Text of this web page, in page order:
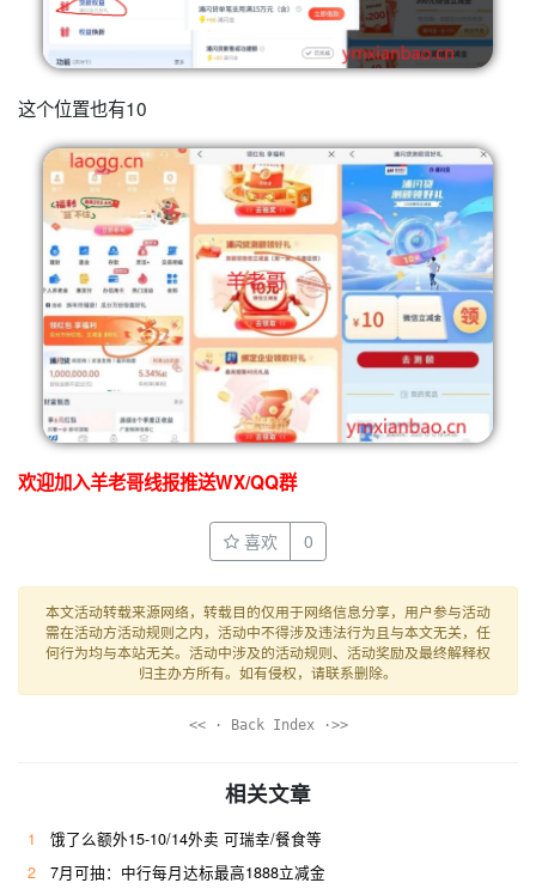
这个位置也有10
欢迎加入羊老哥线报推送WX/QQ群
喜欢 0
本文活动转载来源网络，转载目的仅用于网络信息分享，用户参与活动
需在活动方活动规则之内，活动中不得涉及违法行为且与本文无关，任
何行为均与本站无关。活动中涉及的活动规则、活动奖励及最终解释权
归主办方所有。如有侵权，请联系删除。
<< · Back Index ·>>
相关文章
1
饿了么额外15-10/14外卖 可瑞幸/餐食等
2
7月可抽：中行每月达标最高1888立减金